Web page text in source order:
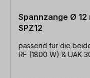
Spannzange Ø 12
SPZ12
passend für die
RF (1800 W) & UAK